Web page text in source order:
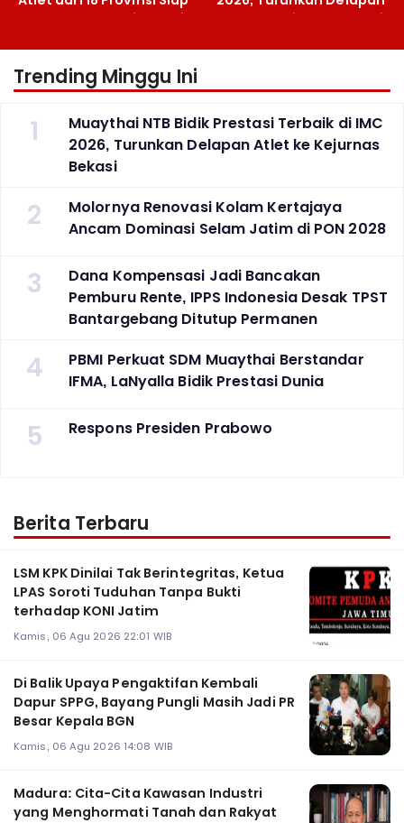
Berlaga Besok di Bekasi
Atlet ke Kejurnas Bekasi
Trending Minggu Ini
1
Muaythai NTB Bidik Prestasi Terbaik di IMC
2026, Turunkan Delapan Atlet ke Kejurnas
Bekasi
2
Molornya Renovasi Kolam Kertajaya
Ancam Dominasi Selam Jatim di PON 2028
3
Dana Kompensasi Jadi Bancakan
Pemburu Rente, IPPS Indonesia Desak TPST
Bantargebang Ditutup Permanen
4
PBMI Perkuat SDM Muaythai Berstandar
IFMA, LaNyalla Bidik Prestasi Dunia
5 Respons Presiden Prabowo
Berita Terbaru
LSM KPK Dinilai Tak Berintegritas, Ketua
LPAS Soroti Tuduhan Tanpa Bukti
terhadap KONI Jatim
Kamis, 06 Agu 2026 22:01 WIB
Di Balik Upaya Pengaktifan Kembali
Dapur SPPG, Bayang Pungli Masih Jadi PR
Besar Kepala BGN
Kamis, 06 Agu 2026 14:08 WIB
Madura: Cita-Cita Kawasan Industri
yang Menghormati Tanah dan Rakyat